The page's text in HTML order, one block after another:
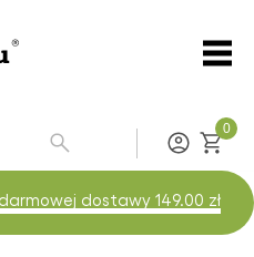
Zaloguj
0
dostawy 149.00 zł